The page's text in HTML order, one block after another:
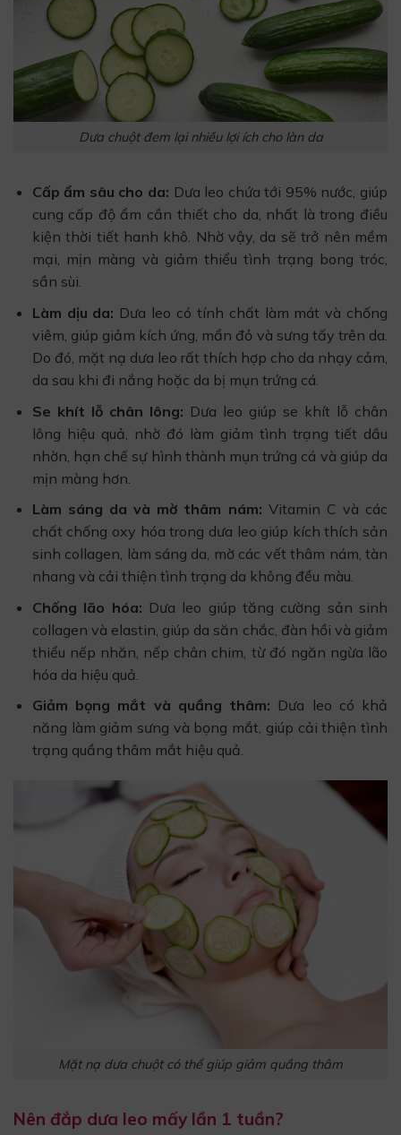
Dưa chuột đem lại nhiều lợi ích cho làn da
Cấp ẩm sâu cho da: Dưa leo chứa tới 95% nước, giúp
cung cấp độ ẩm cần thiết cho da, nhất là trong điều
kiện thời tiết hanh khô. Nhờ vậy, da sẽ trở nên mềm
mại, mịn màng và giảm thiểu tình trạng bong tróc,
sần sùi.
Làm dịu da: Dưa leo có tính chất làm mát và chống
viêm, giúp giảm kích ứng, mẩn đỏ và sưng tấy trên da.
Do đó, mặt nạ dưa leo rất thích hợp cho da nhạy cảm,
da sau khi đi nắng hoặc da bị mụn trứng cá.
Se khít lỗ chân lông: Dưa leo giúp se khít lỗ chân
lông hiệu quả, nhờ đó làm giảm tình trạng tiết dầu
nhờn, hạn chế sự hình thành mụn trứng cá và giúp da
mịn màng hơn.
Làm sáng da và mờ thâm nám: Vitamin C và các
chất chống oxy hóa trong dưa leo giúp kích thích sản
sinh collagen, làm sáng da, mờ các vết thâm nám, tàn
nhang và cải thiện tình trạng da không đều màu.
Chống lão hóa: Dưa leo giúp tăng cường sản sinh
collagen và elastin, giúp da săn chắc, đàn hồi và giảm
thiểu nếp nhăn, nếp chân chim, từ đó ngăn ngừa lão
hóa da hiệu quả.
Giảm bọng mắt và quầng thâm: Dưa leo có khả
năng làm giảm sưng và bọng mắt, giúp cải thiện tình
trạng quầng thâm mắt hiệu quả.
Mặt nạ dưa chuột có thể giúp giảm quầng thâm
Nên đắp dưa leo mấy lần 1 tuần?